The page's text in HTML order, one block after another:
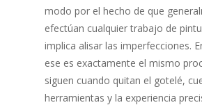
modo por el hecho de que
efectúan cualquier trabajo de
implica alisar las imperfecciones.
ese es exactamente el mismo
siguen cuando quitan el gotelé,
herramientas y la experiencia